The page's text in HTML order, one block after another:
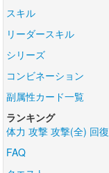
スキル
リーダースキル
シリーズ
コンビネーション
副属性カード一覧
ランキング
体力 攻撃 攻撃(全) 回復
FAQ